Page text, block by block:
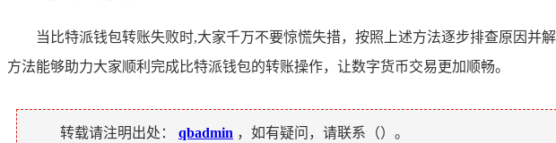
当比特派钱包转账失败时,大家千万不要惊慌失措，按照上述方法逐步排查原因
方法能够助力大家顺利完成比特派钱包的转账操作，让数字货币交易更加顺畅。
转载请注明出处： qbadmin ，如有疑问，请联系（）。